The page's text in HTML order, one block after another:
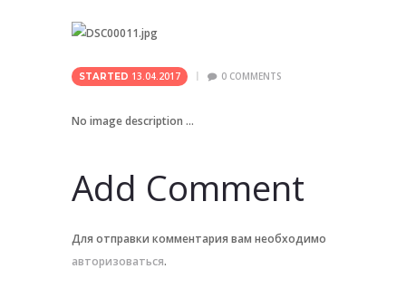
STARTED 13.04.2017 0COMMENTS
No image description ...
Add Comment
Для отправки комментария вам необходимо
авторизоваться.